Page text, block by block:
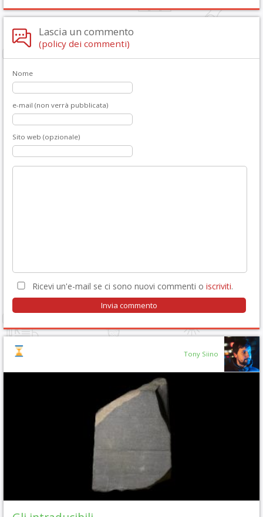
Lascia un commento
(policy dei commenti)
Nome
e-mail (non verrà pubblicata)
Sito web (opzionale)
Ricevi un'e-mail se ci sono nuovi commenti o iscriviti.
Tony Siino